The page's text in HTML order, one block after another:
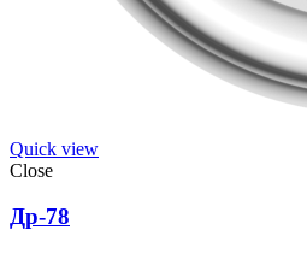
Quick view
Close
Др-78